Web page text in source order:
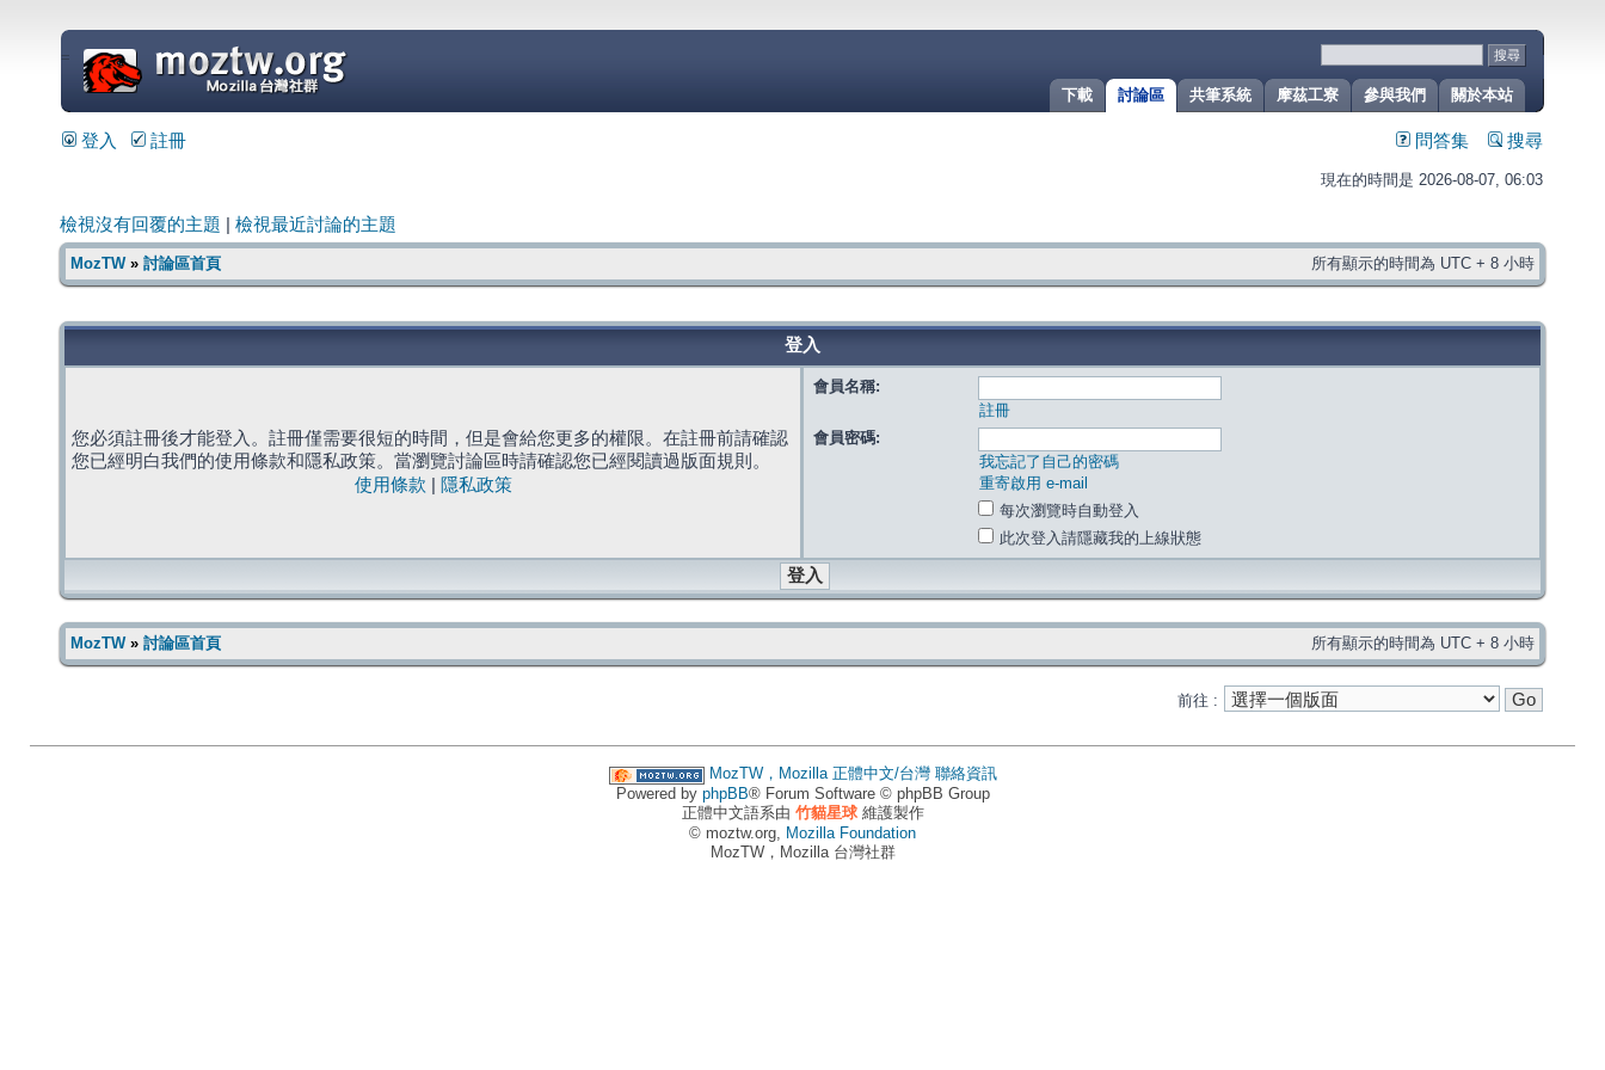
關於本站
參與我們
摩茲工寮
共筆系統
討論區
下載
=
登入 註冊 問答集 搜尋
現在的時間是 2026-08-07, 06:03
檢視沒有回覆的主題 檢視最近討論的主題
MozTW» 討論區首頁 所有顯示的時間為 UTC + 8 小時
登入
您必須註冊後才能登入。註冊僅需要很短的時間，但是會給您更多的權限。在註冊前請確認
您已經明白我們的使用條款和隱私政策。當瀏覽討論區時請確認您已經閱讀過版面規則。
使用條款
隱私政策
會員名稱:
註冊
會員密碼:
我忘記了自己的密碼
重寄啟用 e-mail
每次瀏覽時自動登入
此次登入請隱藏我的上線狀態
MozTW» 討論區首頁 所有顯示的時間為 UTC + 8 小時
前往 :
MozTW，Mozilla 正體中文/台灣 聯絡資訊
Powered by phpBB® Forum Software © phpBB Group
正體中文語系由 竹貓星球維護製作
© moztw.org, Mozilla Foundation
MozTW，Mozilla 台灣社群